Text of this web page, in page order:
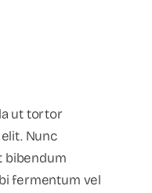
ut tortor
Nunc
bibendum
fermentum vel